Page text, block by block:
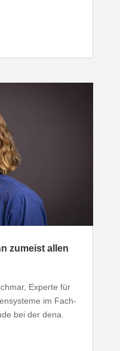
zumeist allen
Experte für
im Fach­
bei der dena.